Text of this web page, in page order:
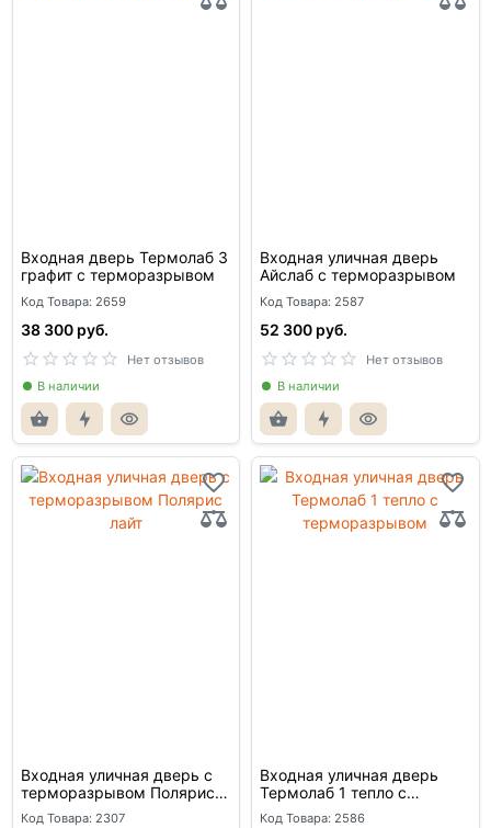
Входная дверь Термолаб 3
графит с терморазрывом
Код Товара: 2659
38 300 руб.
Нет отзывов
В наличии
Входная уличная дверь
Айслаб с терморазрывом
Код Товара: 2587
52 300 руб.
Нет отзывов
В наличии
Входная уличная дверь с
терморазрывом Полярис
лайт
Код Товара: 2307
Входная уличная дверь
Термолаб 1 тепло с
терморазрывом
Код Товара: 2586